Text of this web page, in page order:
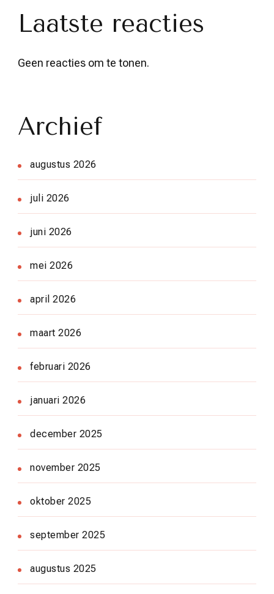
Laatste reacties
Geen reacties om te tonen.
Archief
augustus 2026
juli 2026
juni 2026
mei 2026
april 2026
maart 2026
februari 2026
januari 2026
december 2025
november 2025
oktober 2025
september 2025
augustus 2025